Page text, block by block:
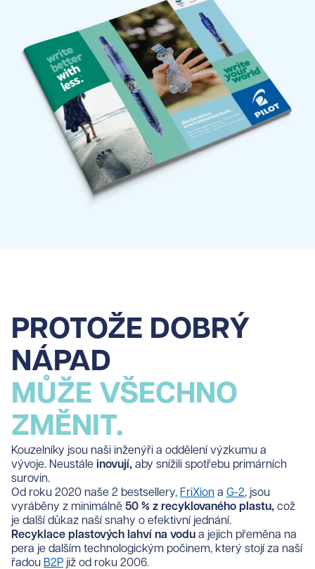
PROTOŽE DOBRÝ
NÁPAD
MŮŽE VŠECHNO
ZMĚNIT.
Kouzelníky jsou naši inženýři a oddělení výzkumu a
vývoje. Neustále inovují, aby snížili spotřebu primárních
surovin.
Od roku 2020 naše 2 bestsellery, FriXion a G-2, jsou
vyráběny z minimálně 50 % z recyklovaného plastu, což
je další důkaz naší snahy o efektivní jednání.
Recyklace plastových lahví na vodu a jejich přeměna na
pera je dalším technologickým počinem, který stojí za naší
řadou B2P již od roku 2006.